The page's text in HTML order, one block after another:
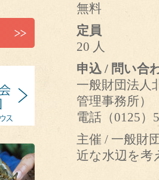
無料
定員
20 人
申込 / 問い合
一般財団法人
管理事務所）
電話（0125）
主催 / 一般
近な水辺を